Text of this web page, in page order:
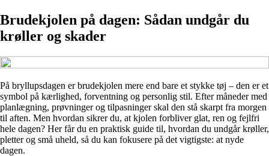
Brudekjolen på dagen: Sådan undgår du
krøller og skader
På bryllupsdagen er brudekjolen mere end bare et stykke tøj – den er et
symbol på kærlighed, forventning og personlig stil. Efter måneder med
planlægning, prøvninger og tilpasninger skal den stå skarpt fra morgen
til aften. Men hvordan sikrer du, at kjolen forbliver glat, ren og fejlfri
hele dagen? Her får du en praktisk guide til, hvordan du undgår krøller,
pletter og små uheld, så du kan fokusere på det vigtigste: at nyde
dagen.